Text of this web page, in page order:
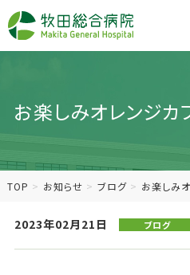
本
文
動
お楽しみオレンジカ
TOP お知らせ ブログ お楽しみ
2023年02月21日 ブログ